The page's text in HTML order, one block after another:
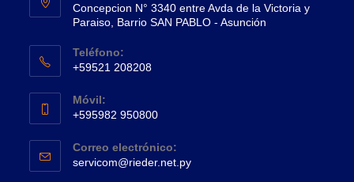
Concepcion N° 3340 entre Avda de la Victoria y
Paraiso, Barrio SAN PABLO - Asunción
abre
una
nueva
Teléfono:
+59521 208208
abre
en
tu
aplicación
Móvil:
+595982 950800
abre
en
Correo electrónico:
servicom@rieder.net.pySe